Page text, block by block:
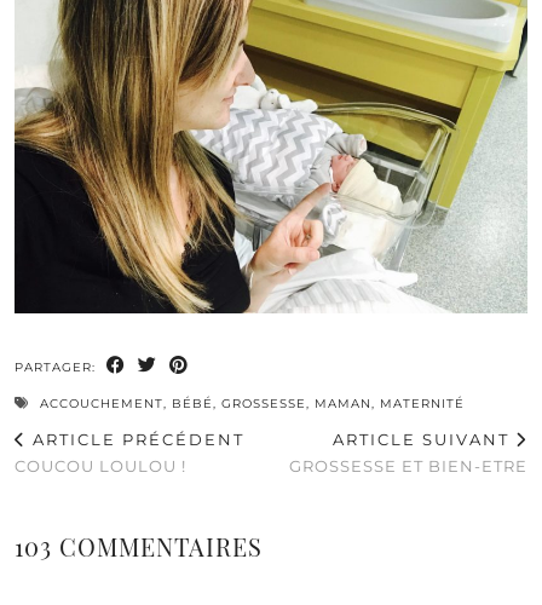
PARTAGER:
ACCOUCHEMENT, BÉBÉ, GROSSESSE, MAMAN, MATERNITÉ
ARTICLE PRÉCÉDENT
COUCOU LOULOU !
ARTICLE SUIVANT
GROSSESSE ET BIEN-ETRE
103 COMMENTAIRES